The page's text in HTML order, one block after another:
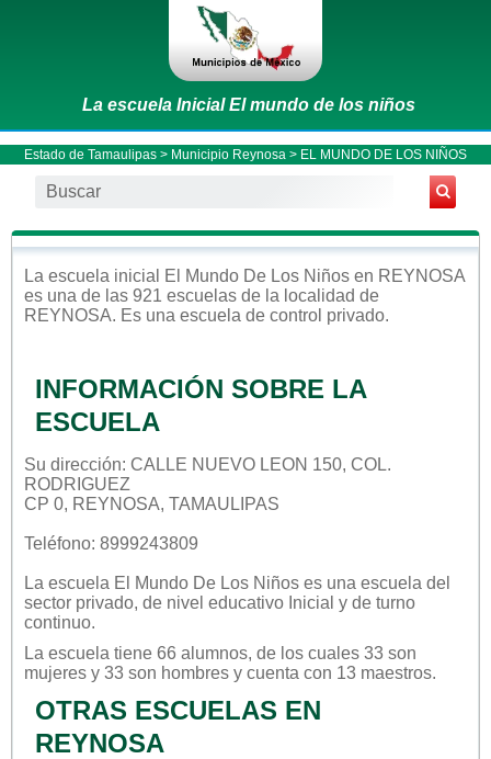
La escuela Inicial El mundo de los niños
Estado de Tamaulipas > Municipio Reynosa > EL MUNDO DE LOS NIÑOS
La escuela inicial El Mundo De Los Niños en REYNOSA
es una de las 921 escuelas de la localidad de
REYNOSA. Es una escuela de control privado.
INFORMACIÓN SOBRE LA
ESCUELA
Su dirección: CALLE NUEVO LEON 150, COL.
RODRIGUEZ
CP 0, REYNOSA, TAMAULIPAS
Teléfono: 8999243809
La escuela El Mundo De Los Niños es una escuela del
sector privado, de nivel educativo Inicial y de turno
continuo.
La escuela tiene 66 alumnos, de los cuales 33 son
mujeres y 33 son hombres y cuenta con 13 maestros.
OTRAS ESCUELAS EN
REYNOSA